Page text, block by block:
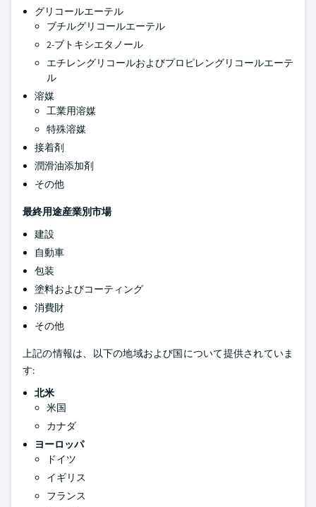
グリコールエーテル
ブチルグリコールエーテル
2-ブトキシエタノール
エチレングリコールおよびプロピレングリコールエーテ
ル
溶媒
工業用溶媒
特殊溶媒
接着剤
潤滑油添加剤
その他
最終用途産業別市場
建設
自動車
包装
塗料およびコーティング
消費財
その他
上記の情報は、以下の地域および国について提供されていま
す:
北米
米国
カナダ
ヨーロッパ
ドイツ
イギリス
フランス